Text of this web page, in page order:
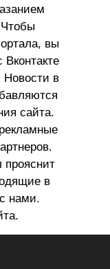
вы
Новости в
сайта.
прояснит
в
нами.